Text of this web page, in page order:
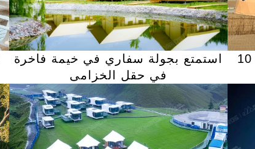
استمتع بجولة سفاري في خيمة فاخرة
في حقل الخزامى
قم ببناء مخيم صحراوي فاخر في 10